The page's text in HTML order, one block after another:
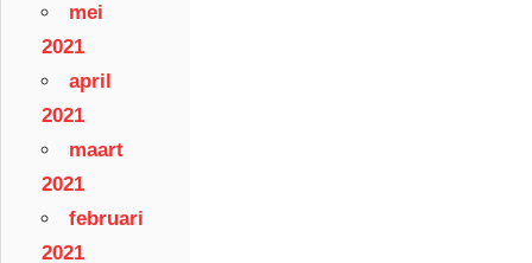
mei
2021
april
2021
maart
2021
februari
2021